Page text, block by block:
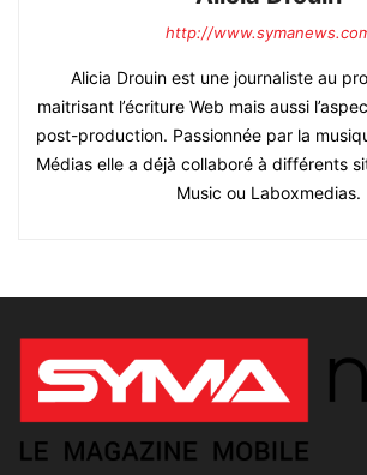
http://
Alicia Drouin est une journaliste au
maitrisant l’écriture Web mais aussi
post-production. Passionnée par la
Médias elle a déjà collaboré à différents
Music ou Laboxmedias.